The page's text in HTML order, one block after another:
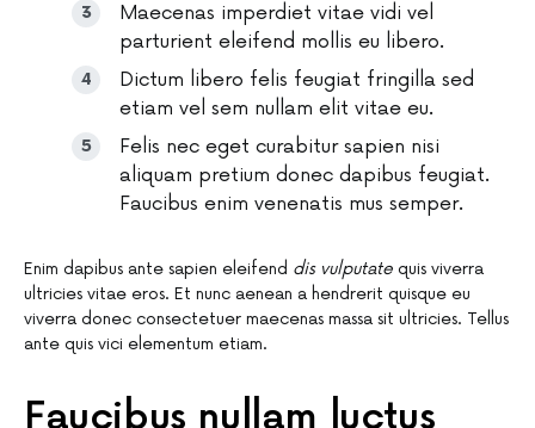
Maecenas imperdiet vitae vidi vel
parturient eleifend mollis eu libero.
Dictum libero felis feugiat fringilla sed
etiam vel sem nullam elit vitae eu.
Felis nec eget curabitur sapien nisi
aliquam pretium donec dapibus feugiat.
Faucibus enim venenatis mus semper.
Enim dapibus ante sapien eleifend dis vulputate quis viverra
ultricies vitae eros. Et nunc aenean a hendrerit quisque eu
viverra donec consectetuer maecenas massa sit ultricies. Tellus
ante quis vici elementum etiam.
Faucibus nullam luctus